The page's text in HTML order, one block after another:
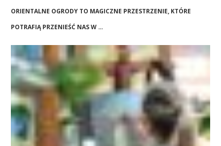
ORIENTALNE OGRODY TO MAGICZNE PRZESTRZENIE, KTÓRE
POTRAFIĄ PRZENIEŚĆ NAS W …